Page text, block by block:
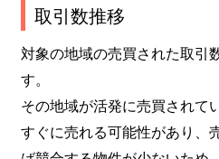
取引数推移
対象の地域の売買された取引
す。
その地域が活発に売買されて
すぐに売れる可能性があり、